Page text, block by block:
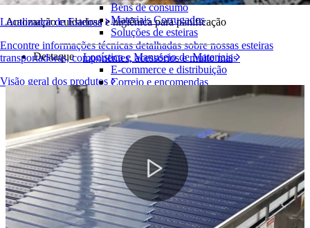
Localizador de Esteiras
Encontre informações técnicas detalhadas sobre nossas esteiras
transportadoras, componentes, acessórios e muito mais
Visão geral dos produtos
Bens de consumo
Materiais Corrugados
Soluções de esteiras
Logística e Manuseio de Materiais
E-commerce e distribuição
Correio e encomendas
Pneus e Automotivos
Automotivo
Baterias de VE
Industrial
Visão geral das indústrias
Automação cuidadosa e higiênica para panificação
Destaque
Play